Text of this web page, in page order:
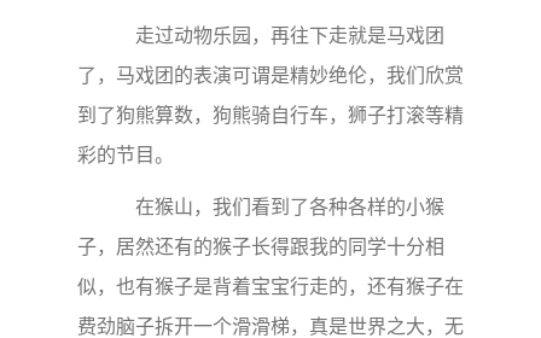
走过动物乐园，再往下走就是马戏团
了，马戏团的表演可谓是精妙绝伦，我们欣赏
到了狗熊算数，狗熊骑自行车，狮子打滚等精
彩的节目。
在猴山，我们看到了各种各样的小猴
子，居然还有的猴子长得跟我的同学十分相
似，也有猴子是背着宝宝行走的，还有猴子在
费劲脑子拆开一个滑滑梯，真是世界之大，无